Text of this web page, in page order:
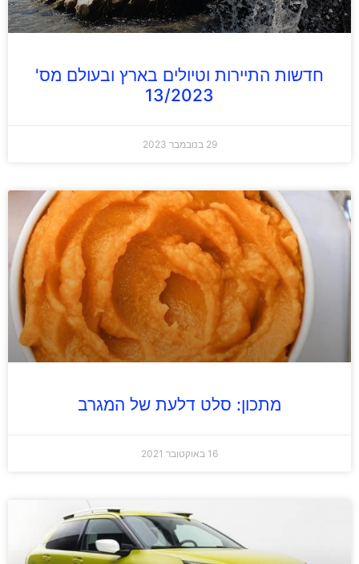
חדשות התיירות וטיולים בארץ ובעולם מס'
13/2023
29 בנובמבר 2023
מתכון: סלט דלעת של המגרב
16 באוקטובר 2021